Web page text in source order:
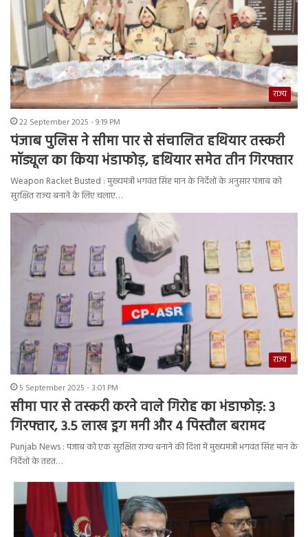
राज्य
22 September 2025 - 9:19 PM
पंजाब पुलिस ने सीमा पार से संचालित हथियार तस्करी
मॉड्यूल का किया भंडाफोड़, हथियार समेत तीन गिरफ्तार
Weapon Racket Busted : मुख्यमंत्री भगवंत सिंह मान के निर्देशों के अनुसार पंजाब को
सुरक्षित राज्य बनाने के लिए चलाए…
राज्य
5 September 2025 - 3:01 PM
सीमा पार से तस्करी करने वाले गिरोह का भंडाफोड़: 3
गिरफ्तार, 3.5 लाख ड्रग मनी और 4 पिस्तौल बरामद
Punjab News : पंजाब को एक सुरक्षित राज्य बनाने की दिशा में मुख्यमंत्री भगवंत सिंह मान के
निर्देशों के तहत…